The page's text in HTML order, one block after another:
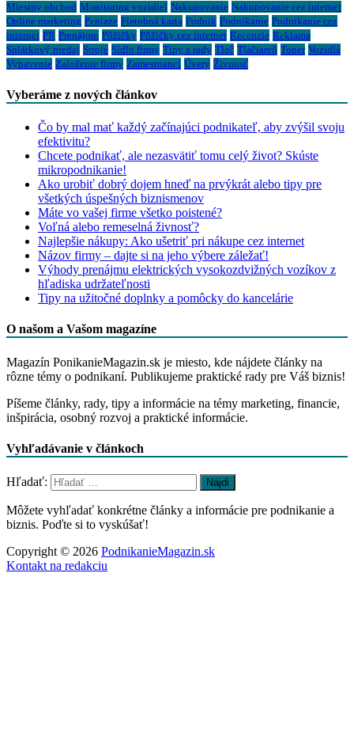
Miestny obchod Monitoring vozidiel Nakupovanie Nakupovanie cez internet
Online marketing Peniaze Platobná karta Podnik Podnikanie Podnikanie cez
internet PR Prenájom Pôžičky Pôžičky cez internet Recenzie Reklama
Splátkový predaj Stroje Sídlo firmy Tipy a rady Tlač Tlačiareň Toner Vozidlá
Vybavenie Založenie firmy Zamestnanci Úvery Živnosť
Vyberáme z nových článkov
Čo by mal mať každý začínajúci podnikateľ, aby zvýšil svoju
efektivitu?
Chcete podnikať, ale nezasvätiť tomu celý život? Skúste
mikropodnikanie!
Ako urobiť dobrý dojem hneď na prvýkrát alebo tipy pre
všetkých úspešných biznismenov
Máte vo vašej firme všetko poistené?
Voľná alebo remeselná živnosť?
Najlepšie nákupy: Ako ušetriť pri nákupe cez internet
Názov firmy – dajte si na jeho výbere záležať!
Výhody prenájmu elektrických vysokozdvižných vozíkov z
hľadiska udržateľnosti
Tipy na užitočné doplnky a pomôcky do kancelárie
O našom a Vašom magazíne
Magazín PonikanieMagazin.sk je miesto, kde nájdete články na
rôzne témy o podnikaní. Publikujeme praktické rady pre Váš biznis!
Píšeme články, rady, tipy a informácie na témy marketing, financie,
inšpirácia, osobný rozvoj a praktické informácie.
Vyhľadávanie v článkoch
Hľadať:
Môžete vyhľadať konkrétne články a informácie pre podnikanie a
biznis. Poďte si to vyskúšať!
Copyright © 2026 PodnikanieMagazin.sk
Kontakt na redakciu